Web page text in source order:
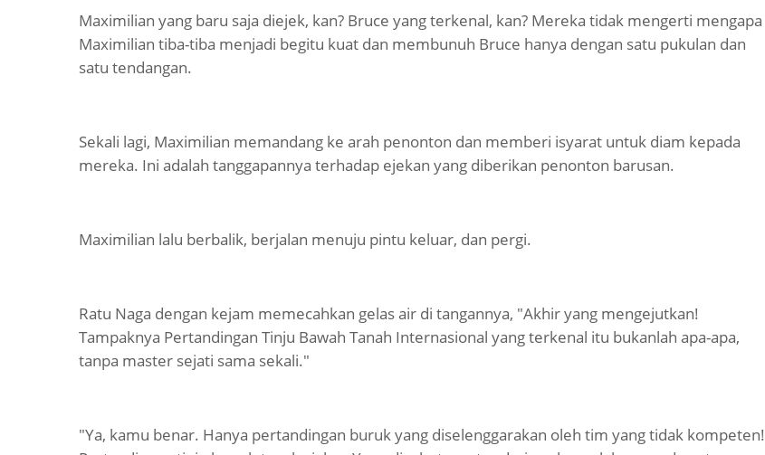
Maximilian yang baru saja diejek, kan? Bruce yang terkenal, kan? Mereka tidak mengerti mengapa
Maximilian tiba-tiba menjadi begitu kuat dan membunuh Bruce hanya dengan satu pukulan dan
satu tendangan.
Sekali lagi, Maximilian memandang ke arah penonton dan memberi isyarat untuk diam kepada
mereka. Ini adalah tanggapannya terhadap ejekan yang diberikan penonton barusan.
Maximilian lalu berbalik, berjalan menuju pintu keluar, dan pergi.
Ratu Naga dengan kejam memecahkan gelas air di tangannya, "Akhir yang mengejutkan!
Tampaknya Pertandingan Tinju Bawah Tanah Internasional yang terkenal itu bukanlah apa-apa,
tanpa master sejati sama sekali."
"Ya, kamu benar. Hanya pertandingan buruk yang diselenggarakan oleh tim yang tidak kompeten!